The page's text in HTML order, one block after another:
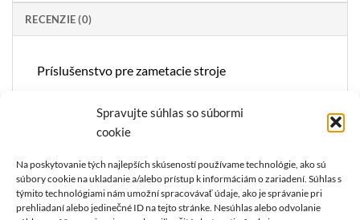
Spravujte súhlas so súbormi
cookie
Na poskytovanie tých najlepších skúseností používame technológie, ako sú
súbory cookie na ukladanie a/alebo prístup k informáciám o zariadení. Súhlas s
týmito technológiami nám umožní spracovávať údaje, ako je správanie pri
prehliadaní alebo jedinečné ID na tejto stránke. Nesúhlas alebo odvolanie
RECENZIE (0)
Príslušenstvo pre zametacie stroje
O NÁS